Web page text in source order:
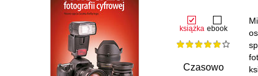
książka ebook
Czasowo